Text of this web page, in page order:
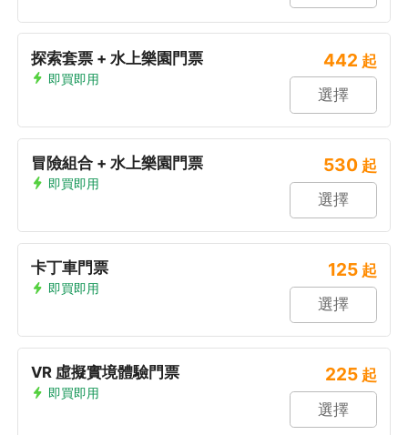
探索套票 + 水上樂園門票
即買即用
442 起
選擇
冒險組合 + 水上樂園門票
即買即用
530 起
選擇
卡丁車門票
即買即用
125 起
選擇
VR 虛擬實境體驗門票
即買即用
225 起
選擇